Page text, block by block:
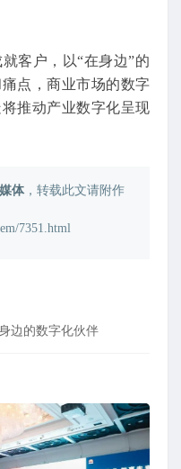
客户，以“在身边”的
点，商业市场的数字
推动产业数字化呈现
体，转载此文请附作
7351.html
边的数字化伙伴